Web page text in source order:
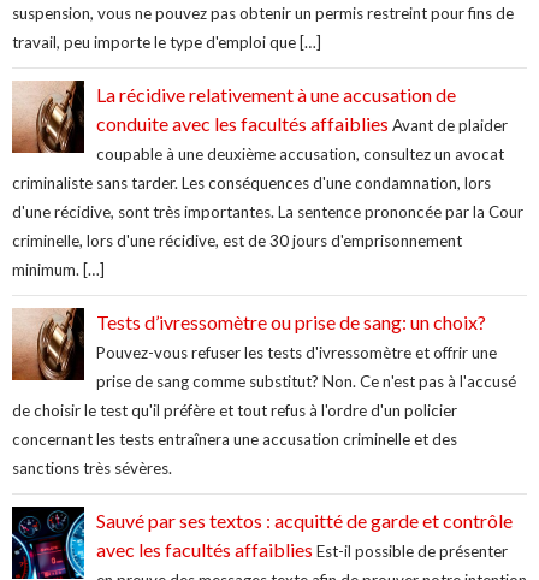
suspension, vous ne pouvez pas obtenir un permis restreint pour fins de
travail, peu importe le type d'emploi que […]
La récidive relativement à une accusation de
conduite avec les facultés affaiblies Avant de plaider
coupable à une deuxième accusation, consultez un avocat
criminaliste sans tarder. Les conséquences d'une condamnation, lors
d'une récidive, sont très importantes. La sentence prononcée par la Cour
criminelle, lors d'une récidive, est de 30 jours d'emprisonnement
minimum. […]
Tests d’ivressomètre ou prise de sang: un choix?
Pouvez-vous refuser les tests d'ivressomètre et offrir une
prise de sang comme substitut? Non. Ce n'est pas à l'accusé
de choisir le test qu'il préfère et tout refus à l'ordre d'un policier
concernant les tests entraînera une accusation criminelle et des
sanctions très sévères.
Sauvé par ses textos : acquitté de garde et contrôle
avec les facultés affaiblies Est-il possible de présenter